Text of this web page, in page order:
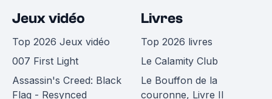
Jeux vidéo
Top 2026 Jeux vidéo
007 First Light
Assassin's Creed: Black
Flag - Resynced
Livres
Top 2026 livres
Le Calamity Club
Le Bouffon de la
couronne, Livre II